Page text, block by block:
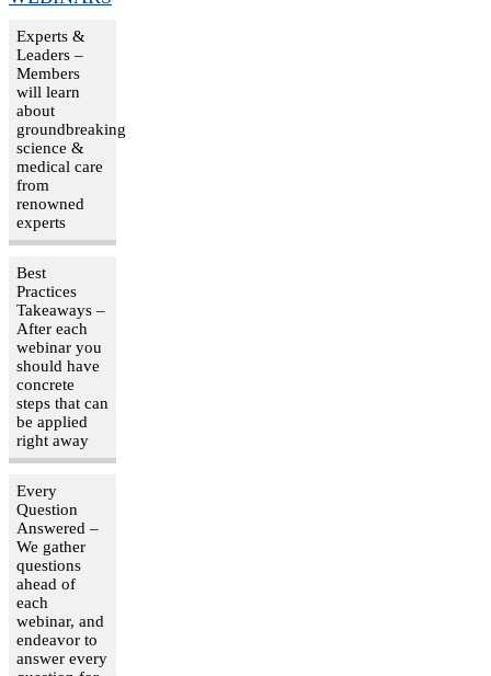
Experts &
Leaders –
Members
will learn
about
groundbreaking
science &
medical care
from
renowned
experts
Best
Practices
Takeaways –
After each
webinar you
should have
concrete
steps that can
be applied
right away
Every
Question
Answered –
We gather
questions
ahead of
each
webinar, and
endeavor to
answer every